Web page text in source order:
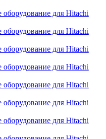
оборудование для Hitachi
оборудование для Hitachi
оборудование для Hitachi
оборудование для Hitachi
оборудование для Hitachi
оборудование для Hitachi
оборудование для Hitachi